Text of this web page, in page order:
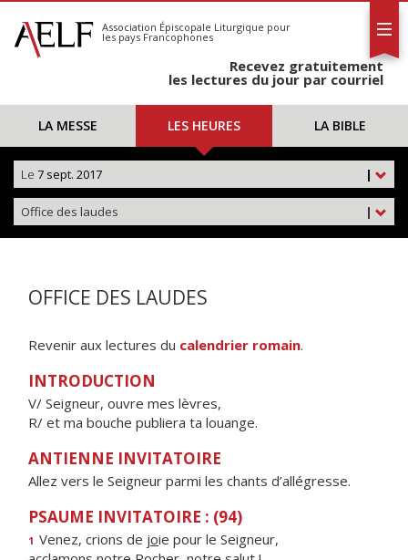
S'abonner
Calendrier
Association Épiscopale Liturgique pour
les pays Francophones
Recevez gratuitement
les lectures du jour par courriel
LA MESSE LES HEURES LA BIBLE
|
Le 7 sept. 2017
|
Office des laudes
OFFICE DES LAUDES
Revenir aux lectures du calendrier romain.
INTRODUCTION
V/ Seigneur, ouvre mes lèvres,
R/ et ma bouche publiera ta louange.
ANTIENNE INVITATOIRE
Allez vers le Seigneur parmi les chants d’allégresse.
PSAUME INVITATOIRE : (94)
1 Venez, crions de joie pour le Seigneur,